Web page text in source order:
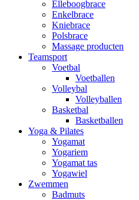
Elleboogbrace
Enkelbrace
Kniebrace
Polsbrace
Massage producten
Teamsport
Voetbal
Voetballen
Volleybal
Volleyballen
Basketbal
Basketballen
Yoga & Pilates
Yogamat
Yogariem
Yogamat tas
Yogawiel
Zwemmen
Badmuts